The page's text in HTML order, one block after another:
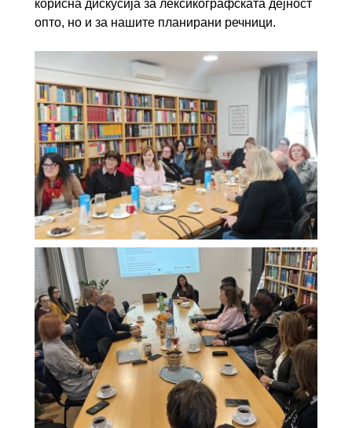
корисна дискусија за лексикографската дејност
опто, но и за нашите планирани речници.